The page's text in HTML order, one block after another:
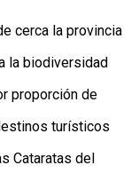
cerca la provincia
la biodiversidad
proporción de
turísticos
Cataratas del